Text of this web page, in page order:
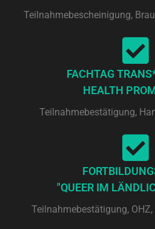
Teilnahmebescheinigung,
FACHTAG
HEALTH
Teilnahmebestätigung,
"QUEER IM
Teilnahmebestätigung,